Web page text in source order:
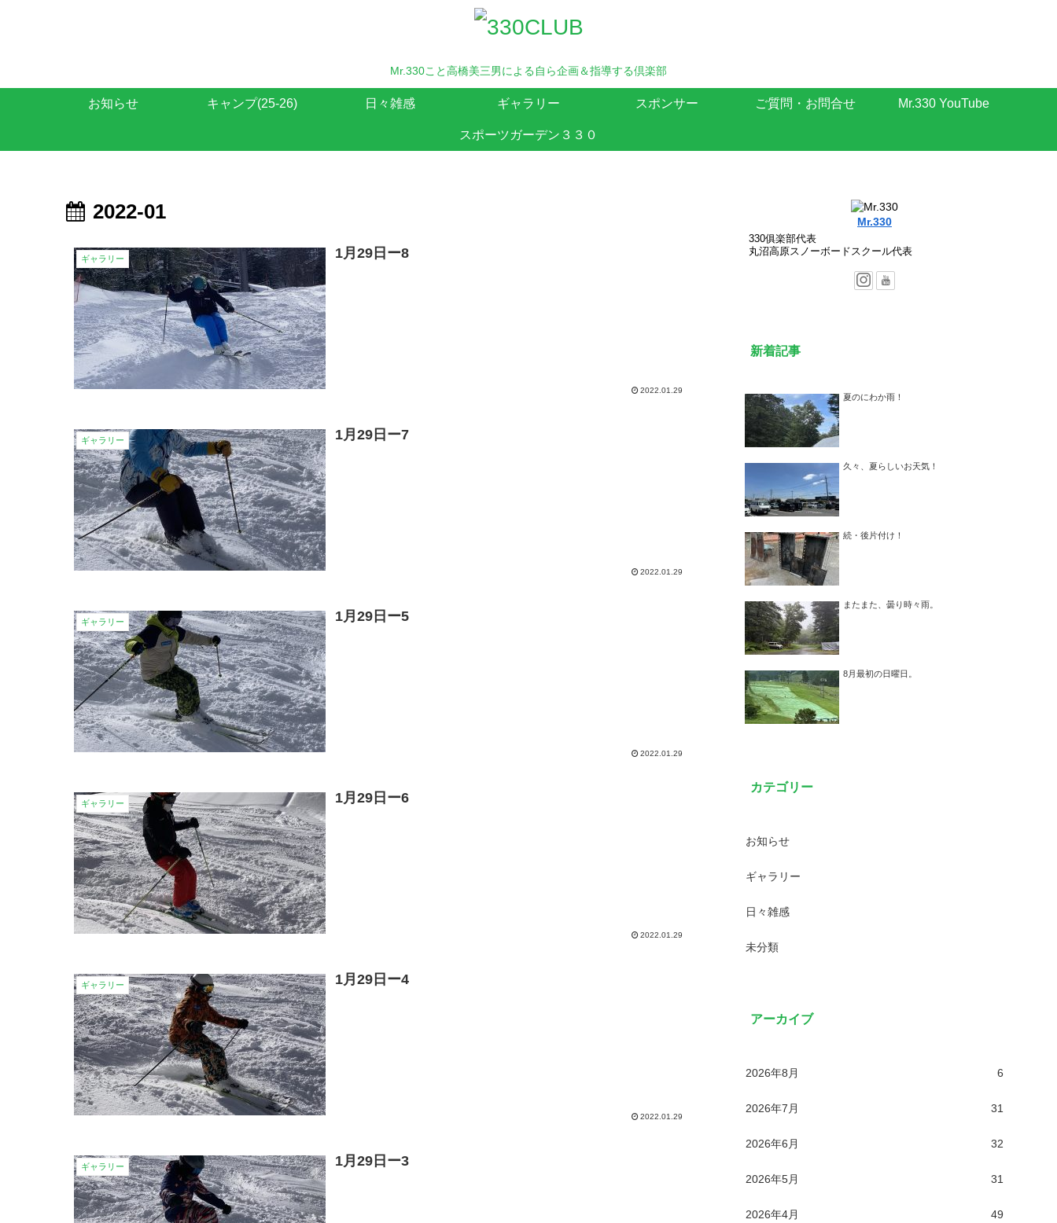
Mr.330こと高橋美三男による自ら企画＆指導する倶楽部
お知らせ キャンプ(25-26) 日々雑感 ギャラリー スポンサー ご質問・お問合せ Mr.330 YouTube
スポーツガーデン３３０
2022-01
ギャラリー 1月29日ー8
2022.01.29
ギャラリー 1月29日ー7
2022.01.29
ギャラリー 1月29日ー5
2022.01.29
ギャラリー 1月29日ー6
2022.01.29
ギャラリー 1月29日ー4
2022.01.29
ギャラリー 1月29日ー3
Mr.330
330俱楽部代表
丸沼高原スノーボードスクール代表
新着記事
夏のにわか雨！
久々、夏らしいお天気！
続・後片付け！
またまた、曇り時々雨。
8月最初の日曜日。
カテゴリー
お知らせ
ギャラリー
日々雑感
未分類
アーカイブ
2026年8月 6
2026年7月 31
2026年6月 32
2026年5月 31
2026年4月 49